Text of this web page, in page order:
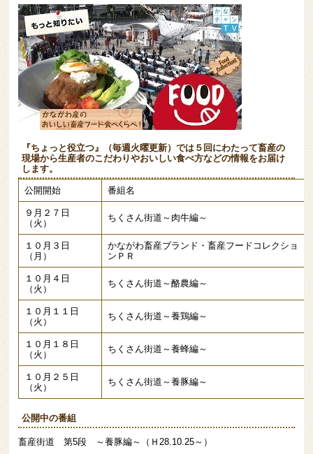
『ちょっと役立つ』（毎週火曜更新）では５回にわたって畜産の
現場から生産者のこだわりやおいしい食べ方などの情報をお届け
します。
公開開始 番組名
９月２７日
（火）
ちくさん街道～肉牛編～
１０月３日
（月）
かながわ畜産ブランド・畜産フードコレクショ
ンＰＲ
１０月４日
（火）
ちくさん街道～酪農編～
１０月１１日
（火）
ちくさん街道～養鶏編～
１０月１８日
（火）
ちくさん街道～養蜂編～
１０月２５日
（火）
ちくさん街道～養豚編～
公開中の番組
畜産街道 第5段 ～養豚編～（Ｈ28.10.25～）